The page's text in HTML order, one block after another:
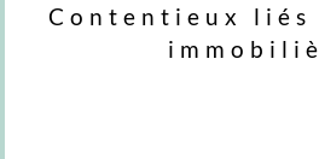
Contentieux liés